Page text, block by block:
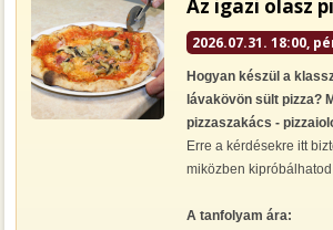
Az igazi olasz
2026.07.31. 18:00,
Hogyan készül a
lávakövön sült pizza?
pizzaszakács -
Erre a kérdésekre itt
miközben
A tanfolyam ára: